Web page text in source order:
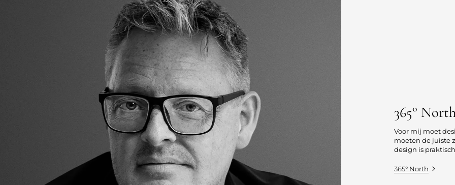
365°
Voor mij moet
moeten de juiste
design is
365° North